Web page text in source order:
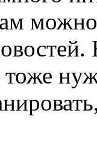
тоже